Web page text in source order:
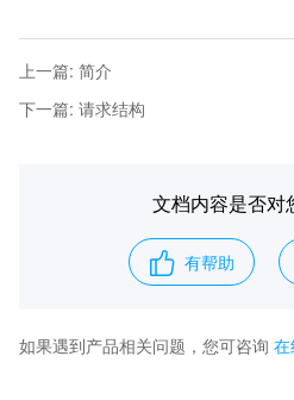
上一篇: 简介
下一篇: 请求结构
文档内容是否对
有帮助
如果遇到产品相关问题，您可咨询